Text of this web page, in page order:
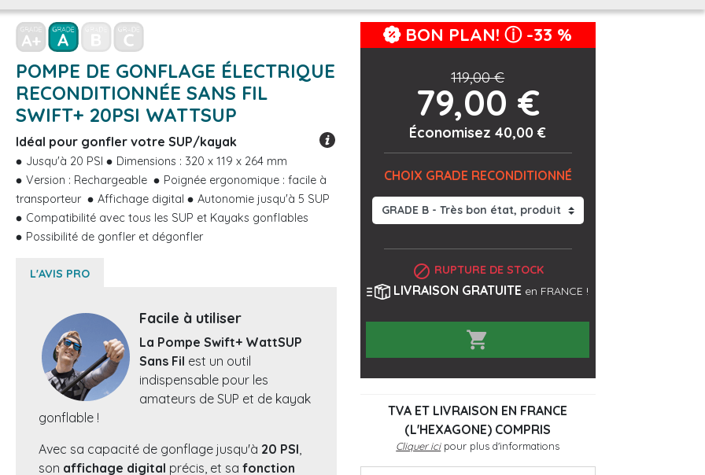
POMPE DE GONFLAGE ÉLECTRIQUE
RECONDITIONNÉE SANS FIL
SWIFT+ 20PSI WATTSUP
Idéal pour gonfler votre SUP/kayak
Jusqu'à 20 PSI
Dimensions : 320 x 119 x 264 mm
Version : Rechargeable
Poignée ergonomique : facile à
transporteur
Affichage digital
Autonomie jusqu'à 5 SUP
Compatibilité avec tous les SUP et Kayaks gonflables
Possibilité de gonfler et dégonfler
L'AVIS PRO
Facile à utiliser
La Pompe Swift+ WattSUP
Sans Fil est un outil
indispensable pour les
amateurs de SUP et de kayak
gonflable !
Avec sa capacité de gonflage jusqu'à 20 PSI,
son affichage digital précis, et sa fonction
BON PLAN! ⓘ -33 %
119,00 €
79,00 €
Économisez 40,00 €
CHOIX GRADE RECONDITIONNÉ
 RUPTURE DE STOCK
LIVRAISON GRATUITE en FRANCE !

TVA ET LIVRAISON EN FRANCE
(L'HEXAGONE) COMPRIS
Cliquer icipour plus d'informations